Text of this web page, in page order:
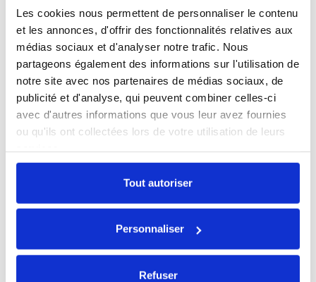
Les cookies nous permettent de personnaliser le contenu
et les annonces, d'offrir des fonctionnalités relatives aux
médias sociaux et d'analyser notre trafic. Nous
partageons également des informations sur l'utilisation de
notre site avec nos partenaires de médias sociaux, de
publicité et d'analyse, qui peuvent combiner celles-ci
avec d'autres informations que vous leur avez fournies
ou qu'ils ont collectées lors de votre utilisation de leurs
Tout autoriser
Personnaliser
Refuser
AirPods Pro 1 MageSafe
146,30 €